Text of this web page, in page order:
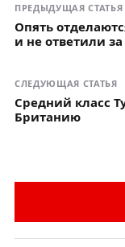
ПРЕДЫДУЩАЯ СТАТЬЯ
Опять
и не ответили
СЛЕДУЮЩАЯ СТАТЬЯ
Средний класс
Британию